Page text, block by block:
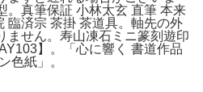
筆保証 小林太玄 直筆 本来
臨済宗 茶掛 茶道具。軸先の外
ません。寿山凍石ミニ篆刻遊印
】。「心に響く 書道作品
色紙」。